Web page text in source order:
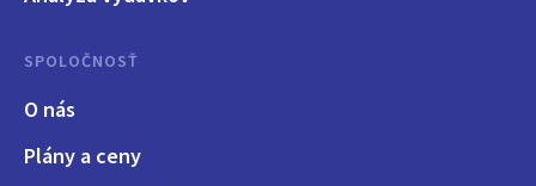
SPOLOČNOSŤ
O nás
Plány a ceny